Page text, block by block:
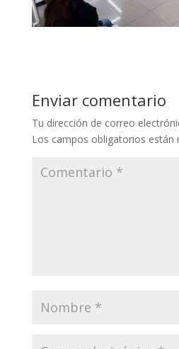
Enviar comentario
Tu dirección de correo
Los campos obligatorios están